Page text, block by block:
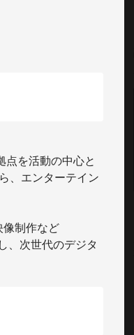
点を活動の中心と
、エンターテイン
像制作など
、次世代のデジタ